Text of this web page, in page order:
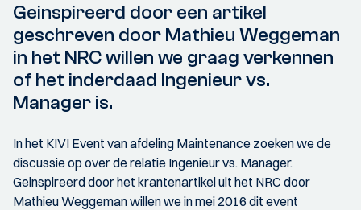
Geinspireerd door een artikel
geschreven door Mathieu Weggeman
in het NRC willen we graag verkennen
of het inderdaad Ingenieur vs.
Manager is.
In het KIVI Event van afdeling Maintenance zoeken we de
discussie op over de relatie Ingenieur vs. Manager.
Geinspireerd door het krantenartikel uit het NRC door
Mathieu Weggeman willen we in mei 2016 dit event